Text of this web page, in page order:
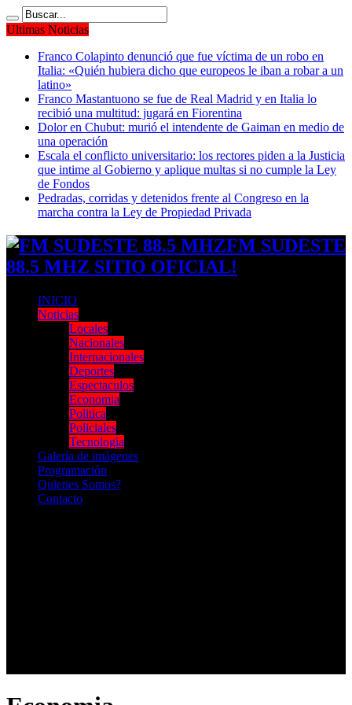
Ultimas Noticias
Franco Colapinto denunció que fue víctima de un robo en
Italia: «Quién hubiera dicho que europeos le iban a robar a un
latino»
Franco Mastantuono se fue de Real Madrid y en Italia lo
recibió una multitud: jugará en Fiorentina
Dolor en Chubut: murió el intendente de Gaiman en medio de
una operación
Escala el conflicto universitario: los rectores piden a la Justicia
que intime al Gobierno y aplique multas si no cumple la Ley
de Fondos
Pedradas, corridas y detenidos frente al Congreso en la
marcha contra la Ley de Propiedad Privada
FM SUDESTE
88.5 MHZ SITIO OFICIAL!
INICIO
Noticias
Locales
Nacionales
Internacionales
Deportes
Espectaculos
Economia
Politica
Policiales
Tecnologia
Galería de imágenes
Programación
Quienes Somos?
Contacto